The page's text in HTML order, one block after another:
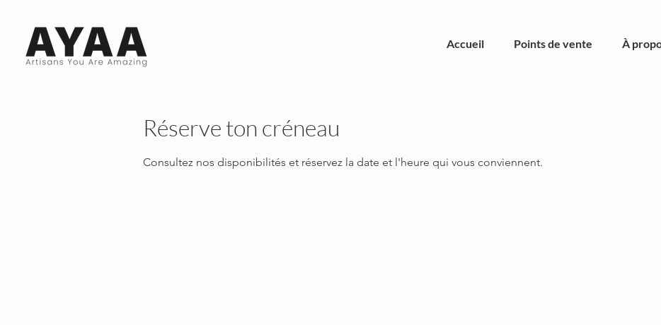
Accueil Points de vente À
Réserve ton créneau
Consultez nos disponibilités et réservez la date et l'heure qui vous conviennent.